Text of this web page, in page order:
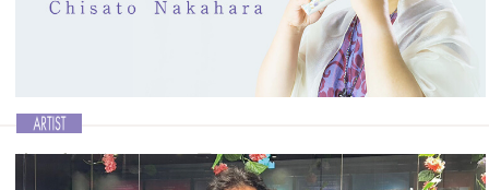
ム「ピアノdeオカリナ2」が2023年8月にリリースされました。今回は
お二人に登場いただき、初共演の話から、ニューアルバムのこと、さ
らに前田圭代さんのOcarina人生にも迫ります。
瀬戸内の海、風、風景をイメージさせる3rdアルバ